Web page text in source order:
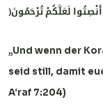
„Und wenn der
seid still, damit
A‘raf 7:204)